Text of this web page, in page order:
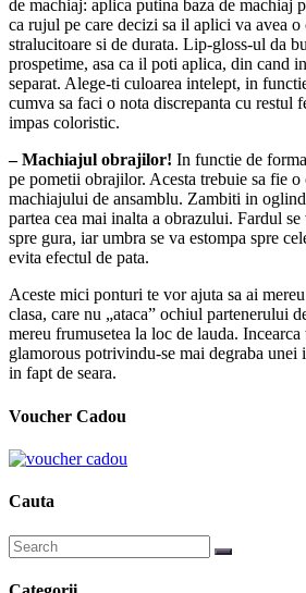
de machiaj: aplica putina baza de machiaj
ca rujul pe care decizi sa il aplici va avea
stralucitoare si de durata. Lip-gloss-ul da
prospetime, asa ca il poti aplica, din cand
separat. Alege-ti culoarea intelept, in
cumva sa faci o nota discrepanta cu restul
impas coloristic.
– Machiajul obrajilor! In functie de
pe pometii obrajilor. Acesta trebuie sa fie o
machiajului de ansamblu. Zambiti in
partea cea mai inalta a obrazului. Fardul
spre gura, iar umbra se va estompa spre
evita efectul de pata.
Aceste mici ponturi te vor ajuta sa ai
clasa, care nu „ataca” ochiul partenerului
mereu frumusetea la loc de lauda.
glamorous potrivindu-se mai degraba unei
in fapt de seara.
Voucher Cadou
Cauta